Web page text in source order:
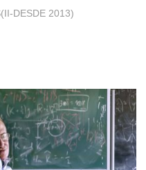
DESDE 2013)